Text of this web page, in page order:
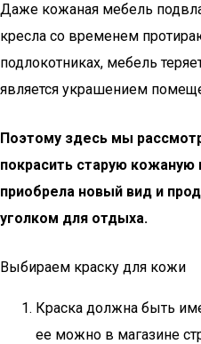
Даже кожаная мебель
кресла со временем
подлокотниках, мебель
является украшением
Поэтому здесь мы
покрасить старую
приобрела новый вид и
уголком для отдыха.
Выбираем краску для кожи
Краска должна быть
ее можно в магазине